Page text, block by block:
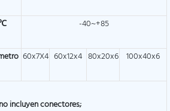
-40~+85
60x7X4 60x12x4 80x20x6 100x40x6
incluyen conectores;